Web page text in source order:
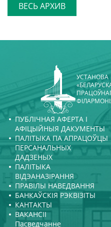
ВЕСЬ АРХИВ
УСТАНОВА
ПУБЛІЧНАЯ АФЕРТА І
АФІЦЫЙНЫЯ ДАКУМЕНТЫ
ПАЛІТЫКА ПА АПРАЦОЎЦЫ
ПЕРСАНАЛЬНЫХ
ДАДЗЕНЫХ
ПАЛІТЫКА
ВІДЭАНАЗІРАННЯ
ПРАВІЛЫ НАВЕДВАННЯ
БАНКАЎСКІЯ РЭКВІЗІТЫ
КАНТАКТЫ
ВАКАНСІІ
Пасведчанне